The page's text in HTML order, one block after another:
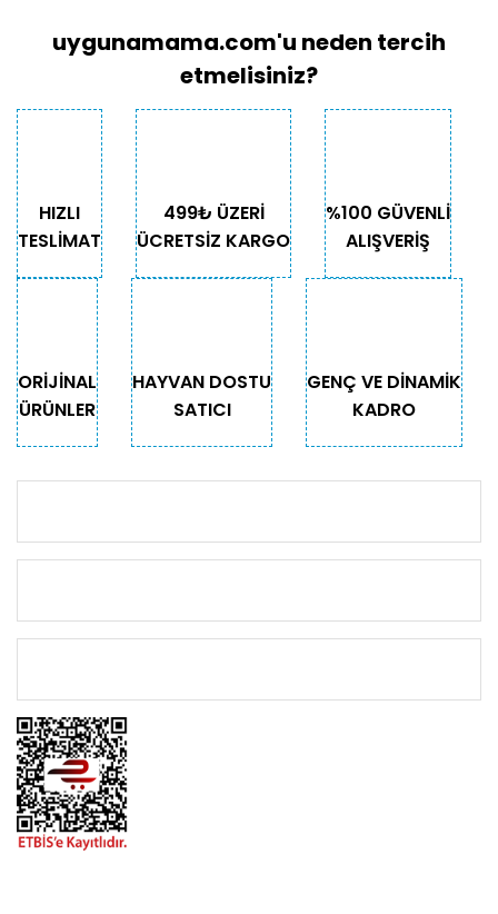
uygunamama.com'u neden tercih
etmelisiniz?
HIZLI
TESLİMAT
499₺ ÜZERİ
ÜCRETSİZ KARGO
%100 GÜVENLİ
ALIŞVERİŞ
ORİJİNAL
ÜRÜNLER
HAYVAN DOSTU
SATICI
GENÇ VE DİNAMİK
KADRO